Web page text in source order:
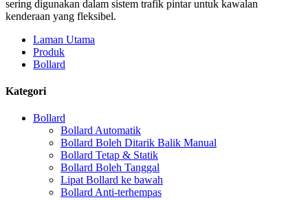
sering digunakan dalam sistem trafik pintar untuk kawalan
kenderaan yang fleksibel.
Laman Utama
Produk
Bollard
Kategori
Bollard
Bollard Automatik
Bollard Boleh Ditarik Balik Manual
Bollard Tetap & Statik
Bollard Boleh Tanggal
Lipat Bollard ke bawah
Bollard Anti-terhempas